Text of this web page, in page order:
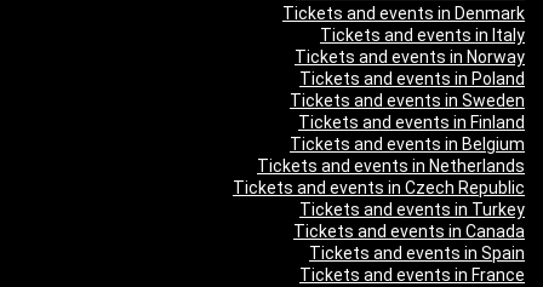
Tickets and events in Denmark
Tickets and events in Italy
Tickets and events in Norway
Tickets and events in Poland
Tickets and events in Sweden
Tickets and events in Finland
Tickets and events in Belgium
Tickets and events in Netherlands
Tickets and events in Czech Republic
Tickets and events in Turkey
Tickets and events in Canada
Tickets and events in Spain
Tickets and events in France